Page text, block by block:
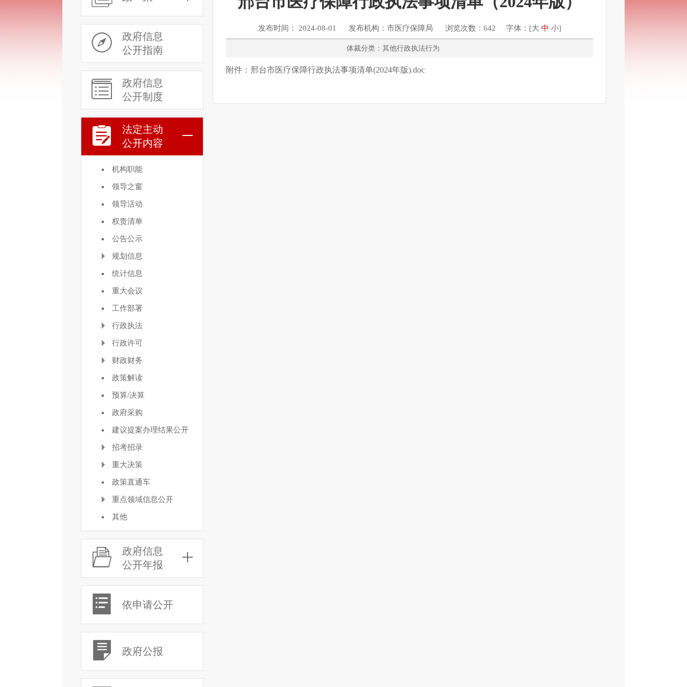
政府信息
公开指南
政府信息
公开制度
法定主动
公开内容
机构职能
领导之窗
领导活动
权责清单
公告公示
规划信息
统计信息
重大会议
工作部署
行政执法
行政许可
财政财务
政策解读
预算/决算
政府采购
建议提案办理结果公开
招考招录
重大决策
政策直通车
重点领域信息公开
其他
政府信息
公开年报
依申请公开
政府公报
发布时间： 2024-08-01 发布机构：市医疗保障局 浏览次数：642 字体：[大 中 小]
体裁分类：其他行政执法行为
附件： 邢台市医疗保障行政执法事项清单(2024年版).doc